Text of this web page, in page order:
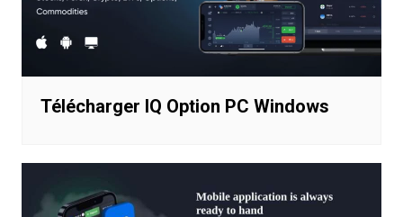
Télécharger IQ Option PC Windows